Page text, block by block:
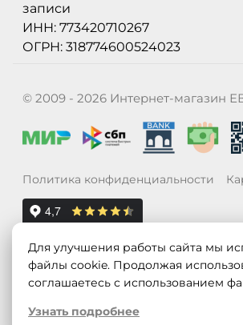
записи
ИНН: 773420710267
ОГРН: 318774600524023
© 2009 - 2026 Интернет-магазин
Политика конфиденциальности
Для улучшения работы сайта мы
файлы cookie. Продолжая
соглашаетесь с использованием
Узнать подробнее